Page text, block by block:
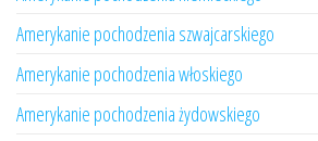
Amerykanie pochodzenia szwajcarskiego
Amerykanie pochodzenia włoskiego
Amerykanie pochodzenia żydowskiego